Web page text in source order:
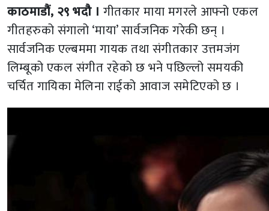
काठमाडौं, २९ भदौ । गीतकार माया मगरले आफ्नो एकल
गीतहरुको संगालो ‘माया’ सार्वजनिक गरेकी छन् ।
सार्वजनिक एल्बममा गायक तथा संगीतकार उत्तमजंग
लिम्बूको एकल संगीत रहेको छ भने पछिल्लो समयकी
चर्चित गायिका मेलिना राईको आवाज समेटिएको छ ।